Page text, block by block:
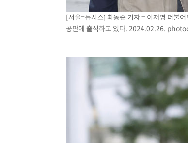
[서울=뉴시스] 최동준 기자 = 이재명 더불
공판에 출석하고 있다. 2024.02.26.